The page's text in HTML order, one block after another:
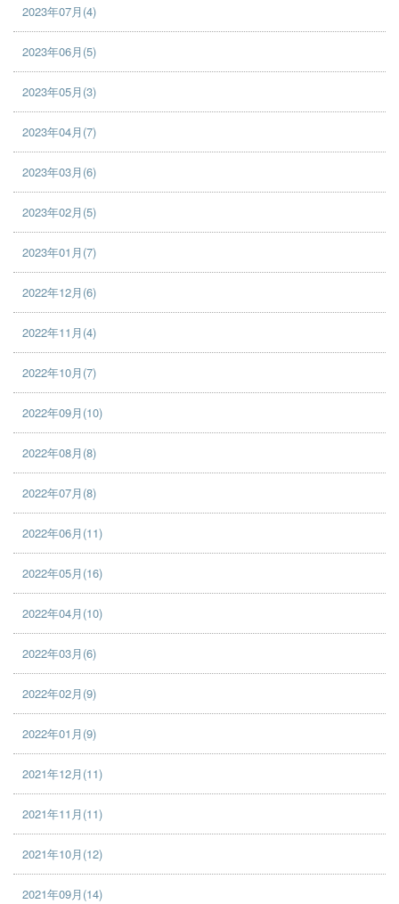
2023年07月(4)
2023年06月(5)
2023年05月(3)
2023年04月(7)
2023年03月(6)
2023年02月(5)
2023年01月(7)
2022年12月(6)
2022年11月(4)
2022年10月(7)
2022年09月(10)
2022年08月(8)
2022年07月(8)
2022年06月(11)
2022年05月(16)
2022年04月(10)
2022年03月(6)
2022年02月(9)
2022年01月(9)
2021年12月(11)
2021年11月(11)
2021年10月(12)
2021年09月(14)